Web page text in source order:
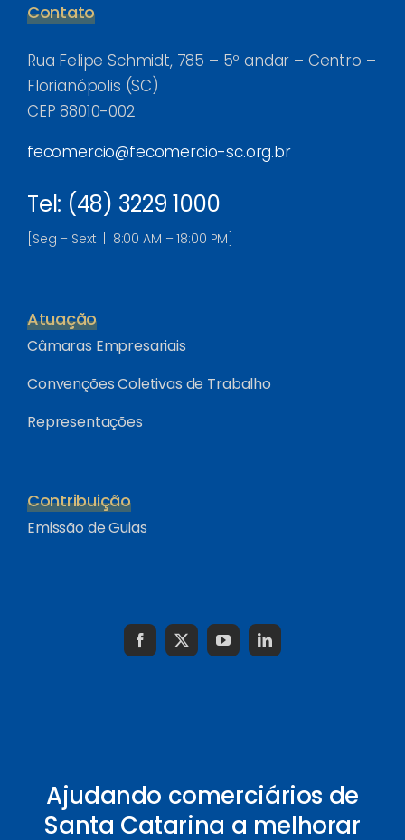
Contato
Rua Felipe Schmidt, 785 – 5º andar – Centro –
Florianópolis (SC)
CEP 88010-002
fecomercio@fecomercio-sc.org.br
Tel: (48) 3229 1000
[Seg – Sext | 8:00 AM – 18:00 PM]
Atuação
Câmaras Empresariais
Convenções Coletivas de Trabalho
Representações
Contribuição
Emissão de Guias
Ajudando comerciários de
Santa Catarina a melhorar